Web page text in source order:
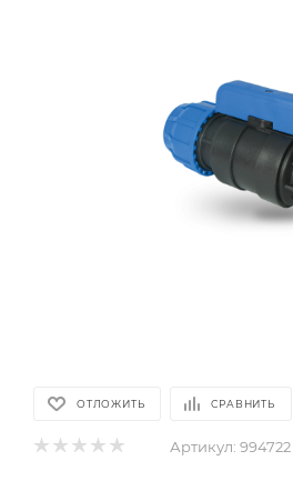
ОТЛОЖИТЬ СРАВНИТЬ
Артикул: 994722